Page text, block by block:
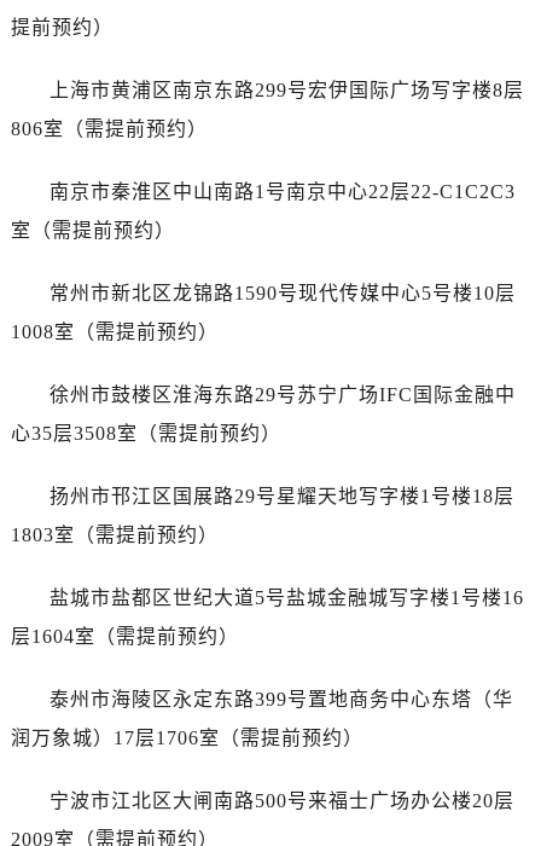
提前预约）
上海市黄浦区南京东路299号宏伊国际广场写字楼8层
806室（需提前预约）
南京市秦淮区中山南路1号南京中心22层22-C1C2C3
室（需提前预约）
常州市新北区龙锦路1590号现代传媒中心5号楼10层
1008室（需提前预约）
徐州市鼓楼区淮海东路29号苏宁广场IFC国际金融中
心35层3508室（需提前预约）
扬州市邗江区国展路29号星耀天地写字楼1号楼18层
1803室（需提前预约）
盐城市盐都区世纪大道5号盐城金融城写字楼1号楼16
层1604室（需提前预约）
泰州市海陵区永定东路399号置地商务中心东塔（华
润万象城）17层1706室（需提前预约）
宁波市江北区大闸南路500号来福士广场办公楼20层
2009室（需提前预约）